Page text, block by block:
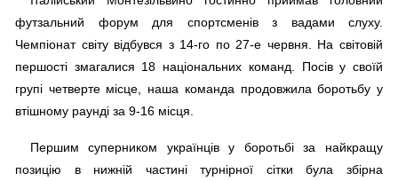
футзальний форум для спортсменів з вадами слуху.
Чемпіонат світу відбувся з 14-го по 27-е червня. На світовій
першості змагалися 18 національних команд. Посів у своїй
групі четверте місце, наша команда продовжила боротьбу у
втішному раунді за 9-16 місця.
Першим суперником українців у боротьбі за найкращу
позицію в нижній частині турнірної сітки була збірна